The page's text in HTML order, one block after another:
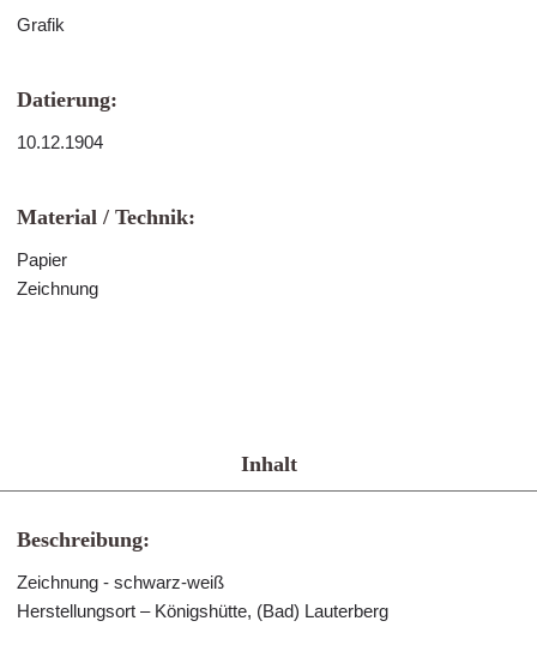
Grafik
Datierung:
10.12.1904
Material / Technik:
Papier
Zeichnung
Inhalt
Beschreibung:
Zeichnung - schwarz-weiß
Herstellungsort – Königshütte, (Bad) Lauterberg